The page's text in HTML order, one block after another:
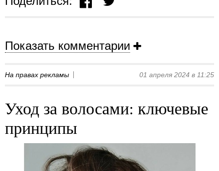
Показать комментарии
На правах рекламы 01 апреля 2024 в 11:25
Уход за волосами: ключевые
принципы